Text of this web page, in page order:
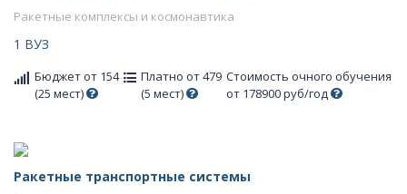
Ракетные комплексы и космонавтика
1 ВУЗ
Бюджет от 154
(25 мест)
Платно от 479
(5 мест)
Стоимость очного обучения
от 178900 руб/год
Ракетные транспортные системы